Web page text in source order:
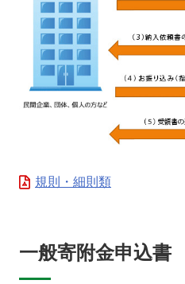
別科助産学専攻
大学院
保健医療交流事業
学生生活レポート
卒業生の方へ
教職員募集（採用情報）
規則・細則類
一般寄附金申込書